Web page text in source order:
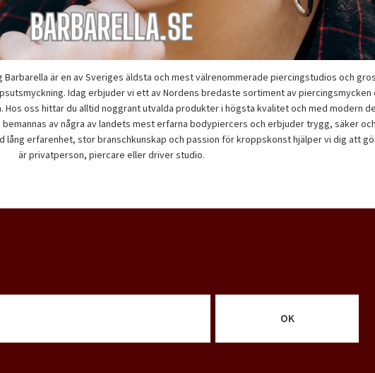
är en av Sveriges äldsta och mest välrenommerade piercingstudios och
Idag erbjuder vi ett av Nordens bredaste sortiment av
oss hittar du alltid noggrant utvalda produkter i högsta kvalitet och med modern
av några av landets mest erfarna bodypiercers och erbjuder trygg, säker
erfarenhet, stor branschkunskap och passion för kroppskonst hjälper vi dig att
är privatperson, piercare eller driver studio.
OK